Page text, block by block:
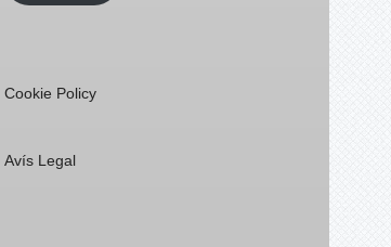
Cookie Policy
Avís Legal